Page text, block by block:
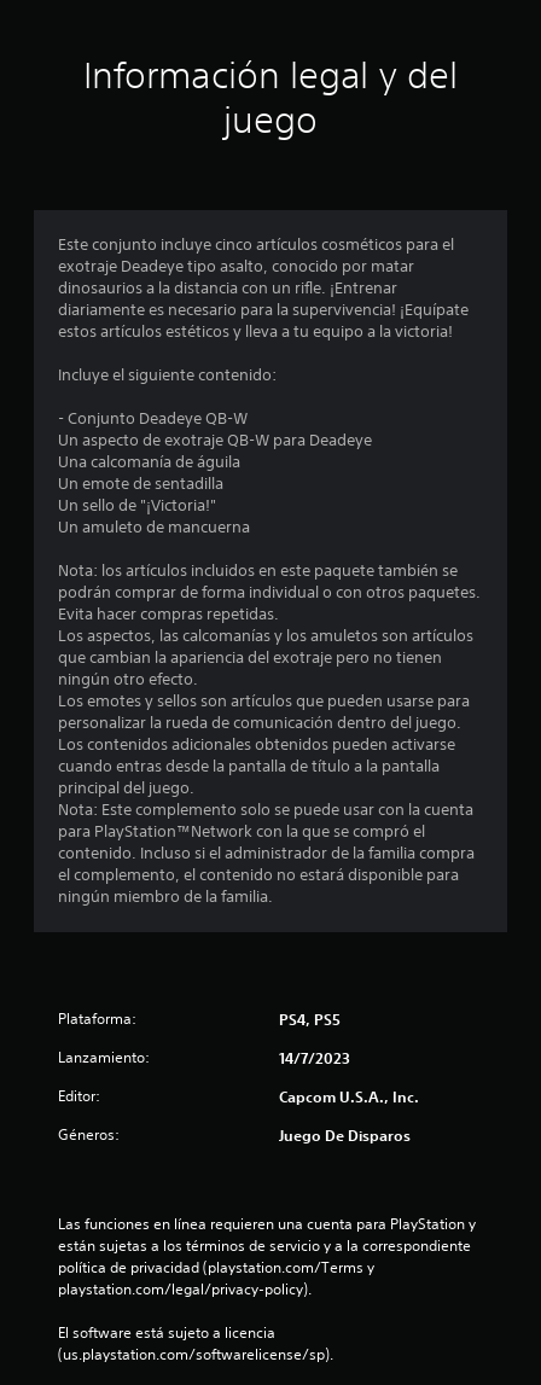
a
n
s
Información legal y del
juego
Este conjunto incluye cinco artículos cosméticos para el
exotraje Deadeye tipo asalto, conocido por matar
dinosaurios a la distancia con un rifle. ¡Entrenar
diariamente es necesario para la supervivencia! ¡Equípate
estos artículos estéticos y lleva a tu equipo a la victoria!
Incluye el siguiente contenido:
- Conjunto Deadeye QB-W
Un aspecto de exotraje QB-W para Deadeye
Una calcomanía de águila
Un emote de sentadilla
Un sello de "¡Victoria!"
Un amuleto de mancuerna
Nota: los artículos incluidos en este paquete también se
podrán comprar de forma individual o con otros paquetes.
Evita hacer compras repetidas.
Los aspectos, las calcomanías y los amuletos son artículos
que cambian la apariencia del exotraje pero no tienen
ningún otro efecto.
Los emotes y sellos son artículos que pueden usarse para
personalizar la rueda de comunicación dentro del juego.
Los contenidos adicionales obtenidos pueden activarse
cuando entras desde la pantalla de título a la pantalla
principal del juego.
Nota: Este complemento solo se puede usar con la cuenta
para PlayStation™Network con la que se compró el
contenido. Incluso si el administrador de la familia compra
el complemento, el contenido no estará disponible para
ningún miembro de la familia.
Plataforma: PS4, PS5
Lanzamiento: 14/7/2023
Editor: Capcom U.S.A., Inc.
Géneros: Juego De Disparos
Las funciones en línea requieren una cuenta para PlayStation y
están sujetas a los términos de servicio y a la correspondiente
política de privacidad (playstation.com/Terms y
playstation.com/legal/privacy-policy).
El software está sujeto a licencia
(us.playstation.com/softwarelicense/sp).